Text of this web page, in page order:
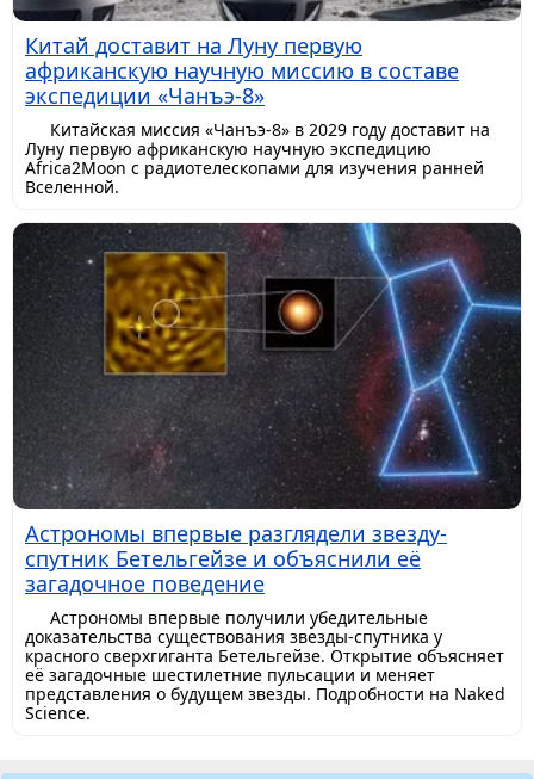
Китай доставит на Луну первую
африканскую научную миссию в составе
экспедиции «Чанъэ-8»
Китайская миссия «Чанъэ-8» в 2029 году доставит на
Луну первую африканскую научную экспедицию
Africa2Moon с радиотелескопами для изучения ранней
Вселенной.
Астрономы впервые разглядели звезду-
спутник Бетельгейзе и объяснили её
загадочное поведение
Астрономы впервые получили убедительные
доказательства существования звезды-спутника у
красного сверхгиганта Бетельгейзе. Открытие объясняет
её загадочные шестилетние пульсации и меняет
представления о будущем звезды. Подробности на Naked
Science.